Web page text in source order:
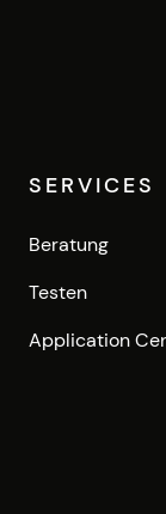
SERVICES
Beratung
Testen
Application